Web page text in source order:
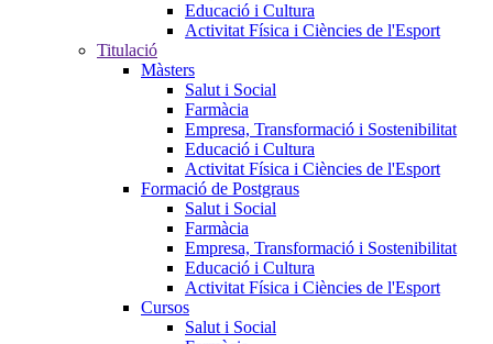
Educació i Cultura
Activitat Física i Ciències de l'Esport
Titulació
Màsters
Salut i Social
Farmàcia
Empresa, Transformació i Sostenibilitat
Educació i Cultura
Activitat Física i Ciències de l'Esport
Formació de Postgraus
Salut i Social
Farmàcia
Empresa, Transformació i Sostenibilitat
Educació i Cultura
Activitat Física i Ciències de l'Esport
Cursos
Salut i Social